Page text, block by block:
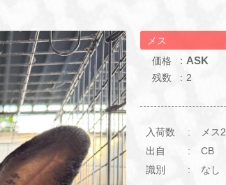
メス
価格
ASK
残数 2
入荷数
メス2
出自
CB
識別
なし